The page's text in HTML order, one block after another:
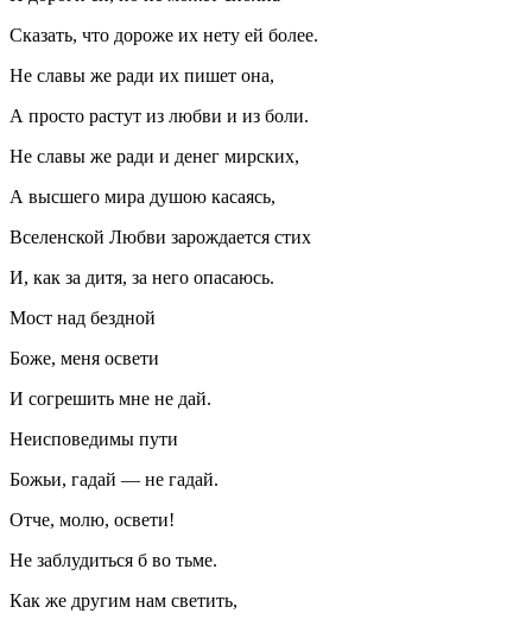
Сказать, что дороже их нету ей более.
Не славы же ради их пишет она,
А просто растут из любви и из боли.
Не славы же ради и денег мирских,
А высшего мира душою касаясь,
Вселенской Любви зарождается стих
И, как за дитя, за него опасаюсь.
Мост над бездной
Боже, меня освети
И согрешить мне не дай.
Неисповедимы пути
Божьи, гадай — не гадай.
Отче, молю, освети!
Не заблудиться б во тьме.
Как же другим нам светить,